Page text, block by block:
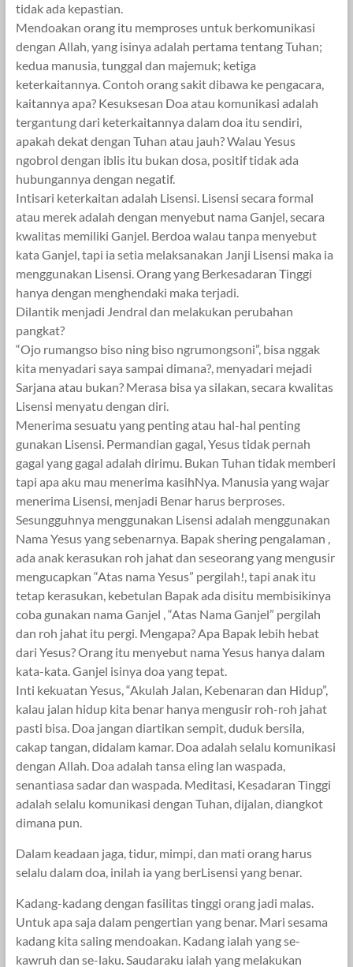
tidak ada kepastian.
Mendoakan orang itu memproses untuk berkomunikasi
dengan Allah, yang isinya adalah pertama tentang Tuhan;
kedua manusia, tunggal dan majemuk; ketiga
keterkaitannya. Contoh orang sakit dibawa ke pengacara,
kaitannya apa? Kesuksesan Doa atau komunikasi adalah
tergantung dari keterkaitannya dalam doa itu sendiri,
apakah dekat dengan Tuhan atau jauh? Walau Yesus
ngobrol dengan iblis itu bukan dosa, positif tidak ada
hubungannya dengan negatif.
Intisari keterkaitan adalah Lisensi. Lisensi secara formal
atau merek adalah dengan menyebut nama Ganjel, secara
kwalitas memiliki Ganjel. Berdoa walau tanpa menyebut
kata Ganjel, tapi ia setia melaksanakan Janji Lisensi maka ia
menggunakan Lisensi. Orang yang Berkesadaran Tinggi
hanya dengan menghendaki maka terjadi.
Dilantik menjadi Jendral dan melakukan perubahan
pangkat?
“Ojo rumangso biso ning biso ngrumongsoni”, bisa nggak
kita menyadari saya sampai dimana?, menyadari mejadi
Sarjana atau bukan? Merasa bisa ya silakan, secara kwalitas
Lisensi menyatu dengan diri.
Menerima sesuatu yang penting atau hal-hal penting
gunakan Lisensi. Permandian gagal, Yesus tidak pernah
gagal yang gagal adalah dirimu. Bukan Tuhan tidak memberi
tapi apa aku mau menerima kasihNya. Manusia yang wajar
menerima Lisensi, menjadi Benar harus berproses.
Sesungguhnya menggunakan Lisensi adalah menggunakan
Nama Yesus yang sebenarnya. Bapak shering pengalaman ,
ada anak kerasukan roh jahat dan seseorang yang mengusir
mengucapkan “Atas nama Yesus” pergilah!, tapi anak itu
tetap kerasukan, kebetulan Bapak ada disitu membisikinya
coba gunakan nama Ganjel , “Atas Nama Ganjel” pergilah
dan roh jahat itu pergi. Mengapa? Apa Bapak lebih hebat
dari Yesus? Orang itu menyebut nama Yesus hanya dalam
kata-kata. Ganjel isinya doa yang tepat.
Inti kekuatan Yesus, “Akulah Jalan, Kebenaran dan Hidup”,
kalau jalan hidup kita benar hanya mengusir roh-roh jahat
pasti bisa. Doa jangan diartikan sempit, duduk bersila,
cakap tangan, didalam kamar. Doa adalah selalu komunikasi
dengan Allah. Doa adalah tansa eling lan waspada,
senantiasa sadar dan waspada. Meditasi, Kesadaran Tinggi
adalah selalu komunikasi dengan Tuhan, dijalan, diangkot
dimana pun.
Dalam keadaan jaga, tidur, mimpi, dan mati orang harus
selalu dalam doa, inilah ia yang berLisensi yang benar.
Kadang-kadang dengan fasilitas tinggi orang jadi malas.
Untuk apa saja dalam pengertian yang benar. Mari sesama
kadang kita saling mendoakan. Kadang ialah yang se-
kawruh dan se-laku. Saudaraku ialah yang melakukan